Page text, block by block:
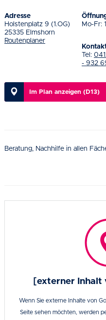
Adresse
Holstenplatz 9 (1.OG)
25335 Elmshorn
Routenplaner
Mo-Fr:
Tel:
- 932
Im Plan anzeigen (D13)
Beratung, Nachhilfe in allen
[externer Inhalt
Wenn Sie externe Inhalte von
Seite sehen möchten, werden